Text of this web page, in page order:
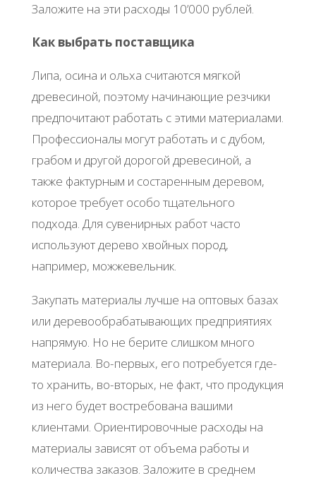
Заложите на эти расходы 10’000 рублей.
Как выбрать поставщика
Липа, осина и ольха считаются мягкой
древесиной, поэтому начинающие резчики
предпочитают работать с этими материалами.
Профессионалы могут работать и с дубом,
грабом и другой дорогой древесиной, а
также фактурным и состаренным деревом,
которое требует особо тщательного
подхода. Для сувенирных работ часто
используют дерево хвойных пород,
например, можжевельник.
Закупать материалы лучше на оптовых базах
или деревообрабатывающих предприятиях
напрямую. Но не берите слишком много
материала. Во-первых, его потребуется где-
то хранить, во-вторых, не факт, что продукция
из него будет востребована вашими
клиентами. Ориентировочные расходы на
материалы зависят от объема работы и
количества заказов. Заложите в среднем